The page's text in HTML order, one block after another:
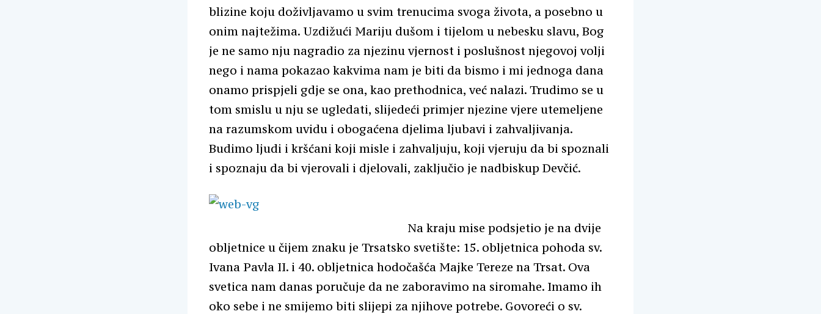
blizine koju doživljavamo u svim trenucima svoga života, a posebno u
onim najtežima. Uzdižući Mariju dušom i tijelom u nebesku slavu, Bog
je ne samo nju nagradio za njezinu vjernost i poslušnost njegovoj volji
nego i nama pokazao kakvima nam je biti da bismo i mi jednoga dana
onamo prispjeli gdje se ona, kao prethodnica, već nalazi. Trudimo se u
tom smislu u nju se ugledati, slijedeći primjer njezine vjere utemeljene
na razumskom uvidu i obogaćena djelima ljubavi i zahvaljivanja.
Budimo ljudi i kršćani koji misle i zahvaljuju, koji vjeruju da bi spoznali
i spoznaju da bi vjerovali i djelovali, zaključio je nadbiskup Devčić.
Na kraju mise podsjetio je na dvije
obljetnice u čijem znaku je Trsatsko svetište: 15. obljetnica pohoda sv.
Ivana Pavla II. i 40. obljetnica hodočašća Majke Tereze na Trsat. Ova
svetica nam danas poručuje da ne zaboravimo na siromahe. Imamo ih
oko sebe i ne smijemo biti slijepi za njihove potrebe. Govoreći o sv.